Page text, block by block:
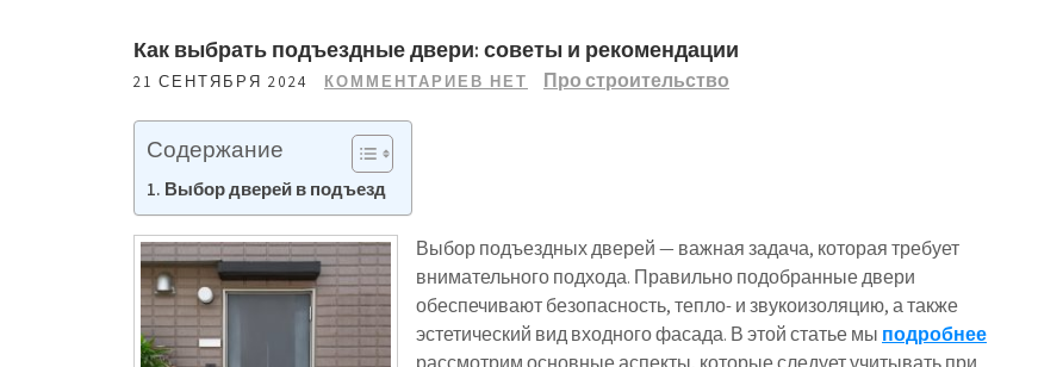
Как выбрать подъездные двери: советы и рекомендации
21 СЕНТЯБРЯ 2024 КОММЕНТАРИЕВ НЕТ Про строительство
Содержание
Выбор дверей в подъезд
Выбор подъездных дверей — важная задача, которая требует
внимательного подхода. Правильно подобранные двери
обеспечивают безопасность, тепло- и звукоизоляцию, а также
эстетический вид входного фасада. В этой статье мы подробнее